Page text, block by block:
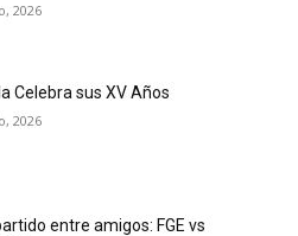
2026
Celebra sus XV Años
2026
entre amigos: FGE vs